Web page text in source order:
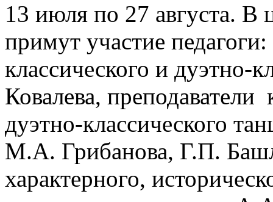
13 июля по 27 августа.
примут участие
классического и дуэтно-
Ковалева, преподаватели
дуэтно-классического
М.А. Грибанова, Г.П.
характерного,